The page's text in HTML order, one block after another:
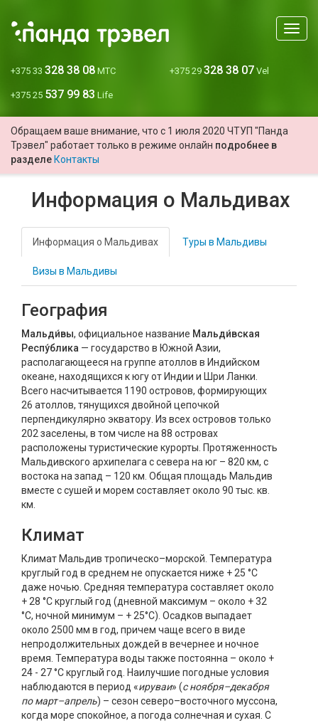
Меню
+375 33 328 38 08 МТС +375 29 328 38 07 Vel
+375 25 537 99 83 Life
Обращаем ваше внимание, что с 1 июля 2020 ЧТУП "Панда
Трэвел" работает только в режиме онлайн подробнее в
разделе Контакты
Информация о Мальдивах
Информация о Мальдивах Туры в Мальдивы
Визы в Мальдивы
География
Мальди́вы, официальное название Мальди́вская
Респу́блика — государство в Южной Азии,
располагающееся на группе атоллов в Индийском
океане, находящихся к югу от Индии и Шри Ланки.
Всего насчитывается 1190 островов, формирующих
26 атоллов, тянущихся двойной цепочкой
перпендикулярно экватору. Из всех островов только
202 заселены, в том числе на 88 островах
расположены туристические курорты. Протяженность
Мальдивского архипелага с севера на юг – 820 км, с
востока на запад – 120 км. Общая площадь Мальдив
вместе с сушей и морем составляет около 90 тыс. кв.
км.
Климат
Климат Мальдив тропическо–морской. Температура
круглый год в среднем не опускается ниже + 25 °С
даже ночью. Средняя температура составляет около
+ 28 °С круглый год (дневной максимум – около + 32
°С, ночной минимум – + 25°С). Осадков выпадает
около 2500 мм в год, причем чаще всего в виде
непродолжительных дождей в вечернее и ночное
время. Температура воды также постоянна – около +
24 - 27 °С круглый год. Наилучшие погодные условия
наблюдаются в период «ируваи» (с ноября–декабря
по март–апрель) – сезон северо–восточного муссона,
когда море спокойное, а погода солнечная и сухая. С